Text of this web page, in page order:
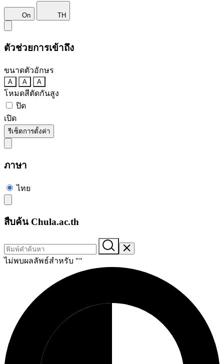
On TH
ตัวช่วยการเข้าถึง
ขนาดตัวอักษร
A A A
โหมดสีตัดกันสูง
ปิด
เปิด
รีเซ็ตการตั้งค่า
ภาษา
ไทย
สืบค้น Chula.ac.th
ไม่พบผลลัพธ์สำหรับ ""